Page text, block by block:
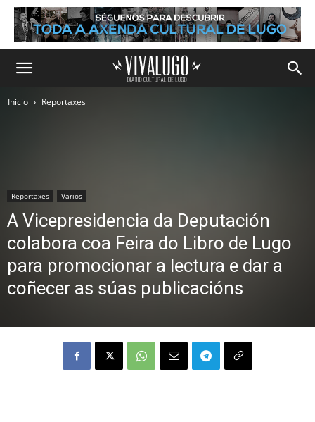
Inicio Reportaxes
Reportaxes Varios
A Vicepresidencia da Deputación
colabora coa Feira do Libro de Lugo
para promocionar a lectura e dar a
coñecer as súas publicacións